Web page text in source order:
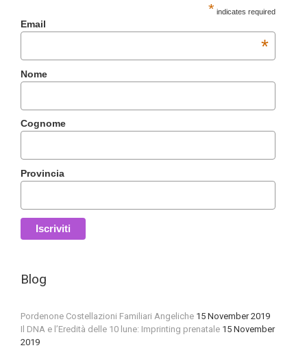
* indicates required
Email
*
Nome
Cognome
Provincia
Blog
Pordenone Costellazioni Familiari Angeliche 15 November 2019
Il DNA e l’Eredità delle 10 lune: Imprinting prenatale 15 November
2019